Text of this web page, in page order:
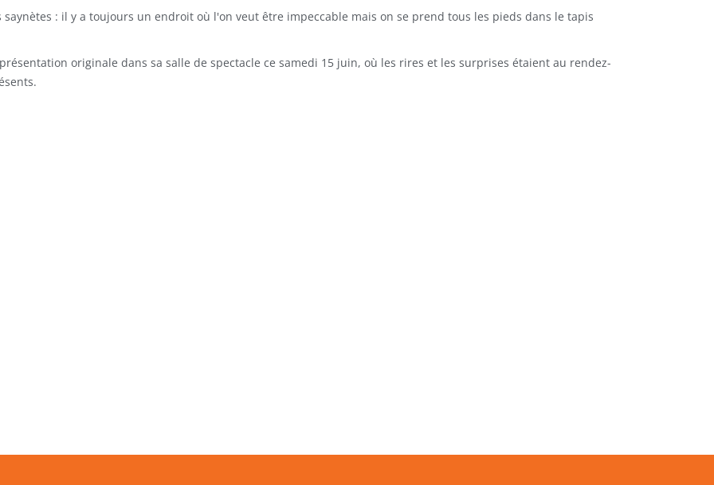
: il y a toujours un endroit où l'on veut être impeccable mais on se prend tous les pieds dans le tapis
originale dans sa salle de spectacle ce samedi 15 juin, où les rires et les surprises étaient au rendez-